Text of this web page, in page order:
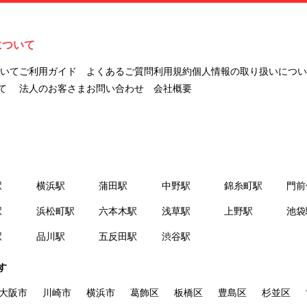
３.「本サイト」とは、当社が運営する本サービスに関するウェブサイ
トを意味します。
４.「物件」とは、本サイトに掲載された賃貸物件を意味します。
す。
７.「本会員制度」とは、会員による本サービスの利用の促進を目的と
８.「本規約等」とは、本規約、マイナビLIVINGご契約にあたり取得す
ョン注文書を意味します。
９.「契約期間開始日」とは、定期建物賃貸借契約（以下「賃貸借契
いて
てご利用ガイド
法人のお客さま
よくあるご質問
お問い合わせ
利用規約
会社概要
個人情報の取り扱いにつ
横浜駅 蒲田駅 中野駅 錦糸町駅 門
浜松町駅 六本木駅 浅草駅 上野駅 池
品川駅 五反田駅 渋谷駅
阪市 川崎市 横浜市 葛飾区 板橋区 豊島区 杉並区